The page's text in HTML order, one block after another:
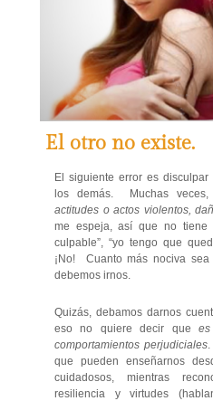
El otro no existe.
El siguiente error es
los demás. Muchas
actitudes o actos violentos,
me espeja, así que no tiene
culpable”, “yo tengo que
¡No! Cuanto más nociva
debemos irnos.
Quizás, debamos darnos
eso no quiere decir que
comportamientos perjudiciales
que pueden enseñarnos
cuidadosos, mientras
resiliencia y virtudes